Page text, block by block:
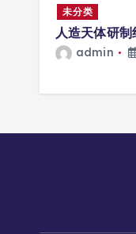
未分类
人造天体研
admin